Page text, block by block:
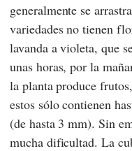
generalmente se
variedades no tienen
lavanda a violeta, que
unas horas, por la
la planta produce
estos sólo contienen
(de hasta 3 mm). Sin
mucha dificultad. La